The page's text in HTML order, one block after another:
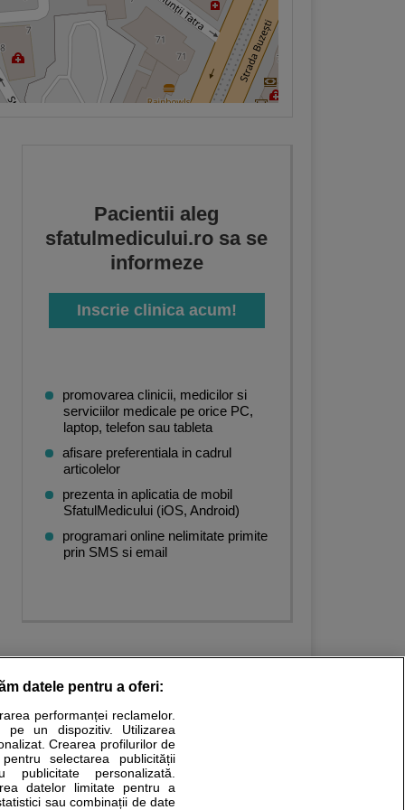
Pacientii aleg
sfatulmedicului.ro sa se
informeze
Inscrie clinica acum!
promovarea clinicii, medicilor si
serviciilor medicale pe orice PC,
laptop, telefon sau tableta
afisare preferentiala in cadrul
articolelor
prezenta in aplicatia de mobil
SfatulMedicului (iOS, Android)
programari online nelimitate primite
prin SMS si email
Stiri medicale
Ele nu pot substitui consultul medical direct si
fie medicul Dvs., fie unul dintre medicii pe care
datele pentru a oferi:
performanței reclamelor.
pe un dispozitiv. Utilizarea
Crearea profilurilor de
selectarea publicității
publicitate personalizată.
datelor limitate pentru a
sau combinații de date